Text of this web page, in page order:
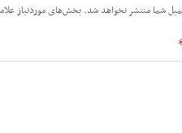
شما منتشر نخواهد شد.بخش‌های موردنیاز